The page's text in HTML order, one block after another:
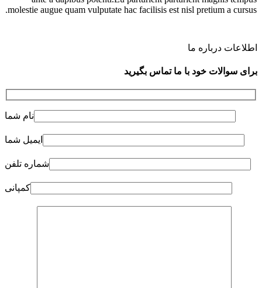
molestie augue quam vulputate hac facilisis est nisl pretium a cursus.
اطلاعات درباره ما
برای سوالات خود با ما تماس بگیرید
نام شما
ایمیل شما
شماره تلفن
کمپانی